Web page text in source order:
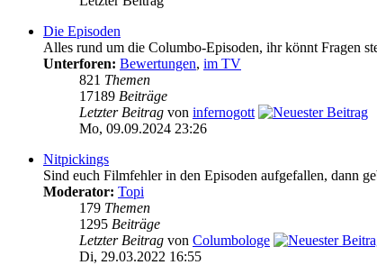
Die Episoden
Alles rund um die Columbo-Episoden, ihr könnt Fragen
Unterforen: Bewertungen, im TV
821 Themen
17189 Beiträge
Letzter Beitrag von infernogott
Mo, 09.09.2024 23:26
Nitpickings
Sind euch Filmfehler in den Episoden aufgefallen, dann
Moderator: Topi
179 Themen
1295 Beiträge
Letzter Beitrag von Columbologe
Di, 29.03.2022 16:55